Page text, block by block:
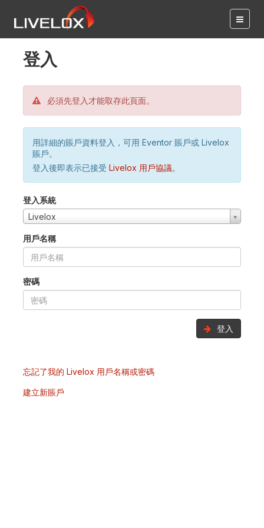
登入
必須先登入才能取存此頁面。
用詳細的賬戶資料登入，可用 Eventor 賬戶或 Livelox
賬戶。
登入後即表示已接受 Livelox 用戶協議。
登入系統
Livelox
用戶名稱
密碼
登入
忘記了我的 Livelox 用戶名稱或密碼
建立新賬戶